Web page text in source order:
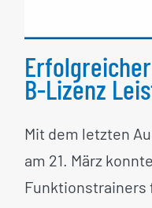
B-Lizenz
Mit dem letzten
am 21. März
Funktionstrainers